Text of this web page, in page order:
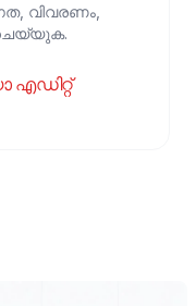
വിവരണം,
എഡിറ്റ്